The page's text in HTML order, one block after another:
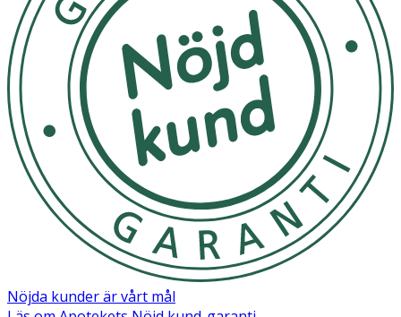
Nöjda kunder är vårt mål